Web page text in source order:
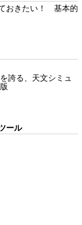
おきたい！ 基本的
誇る、天文シミュ
ール